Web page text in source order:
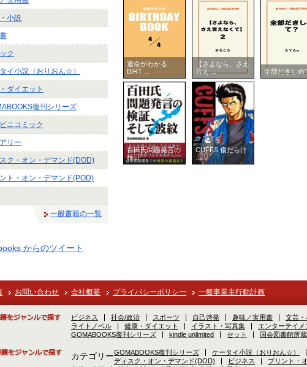
小説
ク
イ小説（おりおん☆）
ダイエット
復刊シリーズ
ニコミック
リー
ク・オン・デマンド(DOD)
ト・オン・デマンド(POD)
一般書籍の一覧
からのツイート
運命がわかる
BIRT ...
【さよなら、さえ
言え ...
全部だきしめ
百田氏問題発言の
検証 ...
CUFFS 傷だらけ
...
お問い合わせ 会社概要 プライバシーポリシー 一般事業主行動計画
ビジネス 社会/政治 スポーツ 自己啓発 趣味／実用書 文芸・
ライトノベル
健康・ダイエット イラスト・写真集 エンターテイメ
GOMABOOKS復刊シリーズ
kindle unlimited セット 国会図書館所
カテゴリーGOMABOOKS復刊シリーズ ケータイ小説（おりおん☆）
ディスク・オン・デマンド(DOD)
ビジネス プリント・